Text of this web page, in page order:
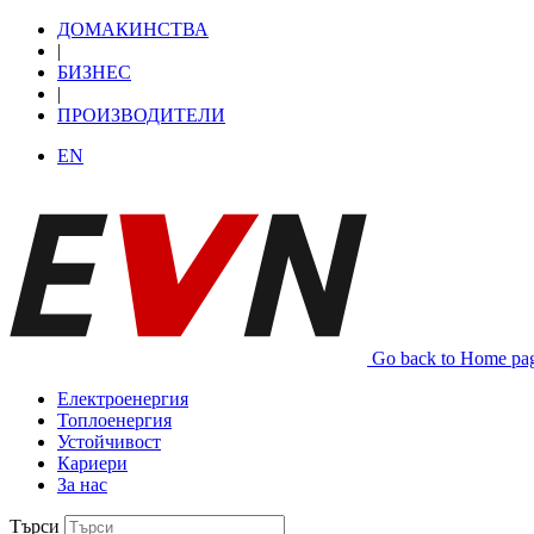
ДОМАКИНСТВА
|
БИЗНЕС
|
ПРОИЗВОДИТЕЛИ
EN
Go back to Home
Електроенергия
Топлоенергия
Устойчивост
Кариери
За нас
Търси